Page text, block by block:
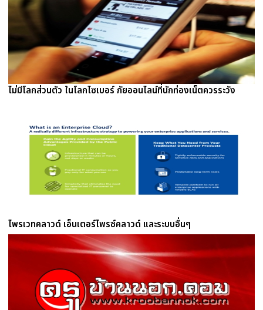
ไม่มีโลกส่วนตัว ในโลกไซเบอร์ ภัยออนไลน์ที่นักท่องเน็ตควรระวัง
ไพรเวทคลาวด์ เอ็นเตอร์ไพรซ์คลาวด์ และระบบอื่นๆ